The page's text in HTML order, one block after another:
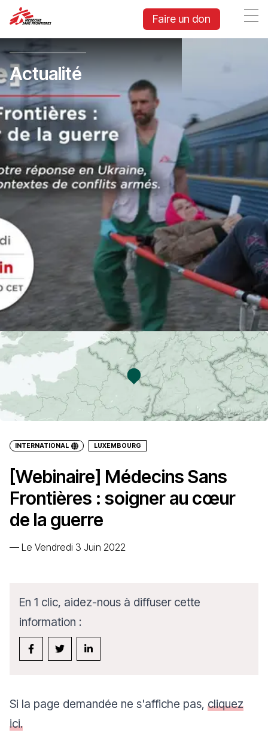
Faire un don
Actualité
INTERNATIONAL LUXEMBOURG
[Webinaire] Médecins Sans
Frontières : soigner au cœur
de la guerre
— Le Vendredi 3 Juin 2022
En 1 clic, aidez-nous à diffuser cette
information :
Si la page demandée ne s'affiche pas, cliquez
ici.